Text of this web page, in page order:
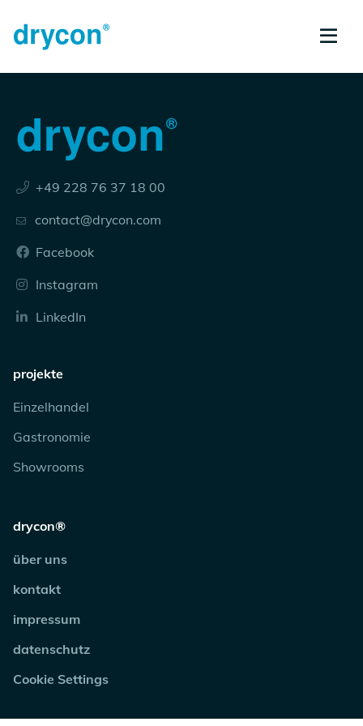
+49 228 76 37 18 00
contact@drycon.com
Facebook
Instagram
LinkedIn
projekte
Einzelhandel
Gastronomie
Showrooms
drycon®
über uns
kontakt
impressum
datenschutz
Cookie Settings